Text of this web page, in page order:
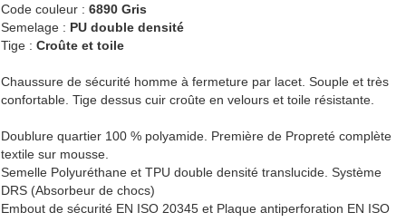
Code couleur : 6890 Gris
Semelage : PU double densité
Tige : Croûte et toile
Chaussure de sécurité homme à fermeture par lacet. Souple et très
confortable. Tige dessus cuir croûte en velours et toile résistante.
Doublure quartier 100 % polyamide. Première de Propreté complète
textile sur mousse.
Semelle Polyuréthane et TPU double densité translucide. Système
DRS (Absorbeur de chocs)
Embout de sécurité EN ISO 20345 et Plaque antiperforation EN ISO